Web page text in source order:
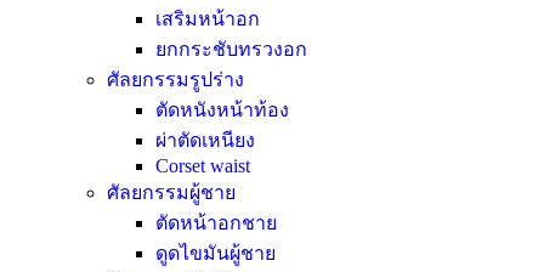
เสริมหน้าอก
ยกกระชับทรวงอก
ศัลยกรรมรูปร่าง
ตัดหนังหน้าท้อง
ผ่าตัดเหนียง
Corset waist
ศัลยกรรมผู้ชาย
ตัดหน้าอกชาย
ดูดไขมันผู้ชาย